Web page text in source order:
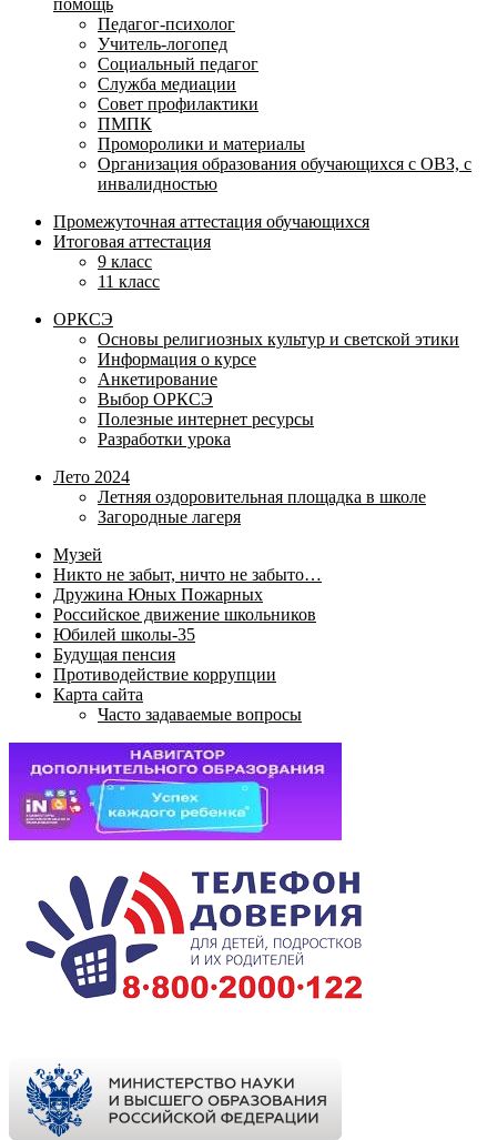
помощь
Педагог-психолог
Учитель-логопед
Социальный педагог
Служба медиации
Совет профилактики
ПМПК
Проморолики и материалы
Организация образования обучающихся с ОВЗ, с
инвалидностью
Промежуточная аттестация обучающихся
Итоговая аттестация
9 класс
11 класс
ОРКСЭ
Основы религиозных культур и светской этики
Информация о курсе
Анкетирование
Выбор ОРКСЭ
Полезные интернет ресурсы
Разработки урока
Лето 2024
Летняя оздоровительная площадка в школе
Загородные лагеря
Музей
Никто не забыт, ничто не забыто…
Дружина Юных Пожарных
Российское движение школьников
Юбилей школы-35
Будущая пенсия
Противодействие коррупции
Карта сайта
Часто задаваемые вопросы